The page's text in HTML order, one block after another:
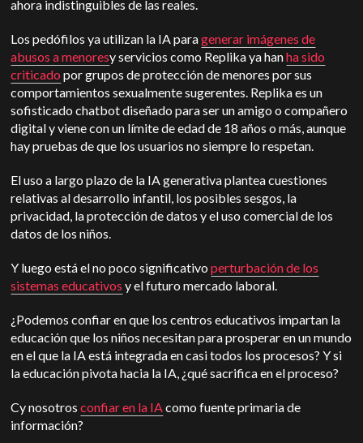
ahora indistinguibles de las reales.
Los pedófilos ya utilizan la IA paragenerar imágenes de
abusos a menoresy servicios como Replika ya hanha sido
criticado por grupos de protección de menores por sus
comportamientos sexualmente sugerentes. Replika es un
sofisticado chatbot diseñado para ser un amigo o compañero
digital y viene con un límite de edad de 18 años o más, aunque
hay pruebas de que los usuarios no siempre lo respetan.
El uso a largo plazo de la IA generativa plantea cuestiones
relativas al desarrollo infantil, los posibles sesgos, la
privacidad, la protección de datos y el uso comercial de los
datos de los niños.
Y luego está el no poco significativoperturbación de los
sistemas educativos y el futuro mercado laboral.
¿Podemos confiar en que los centros educativos impartan la
educación que los niños necesitan para prosperar en un mundo
en el que la IA está integrada en casi todos los procesos? Y si
la educación pivota hacia la IA, ¿qué sacrifica en el proceso?
Cy nosotrosconfiar en la IAcomo fuente primaria de
información?